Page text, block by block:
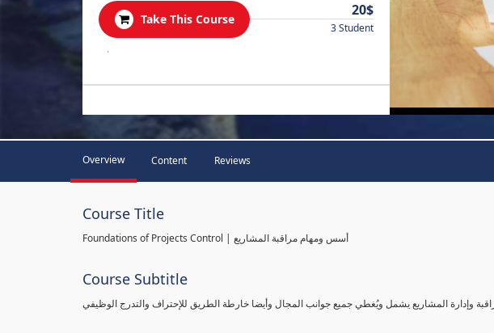
Take This Course
20$
3 Student
.
Overview Content Reviews
Course Title
Foundations of Projects Control | أسس ومهام مراقبة المشاريع
Course Subtitle
وإدارة المشاريع يشمل ويُغطي جميع جوانب المجال وأيضا خارطة الطريق للإحتراف والتدرج الوظيفي